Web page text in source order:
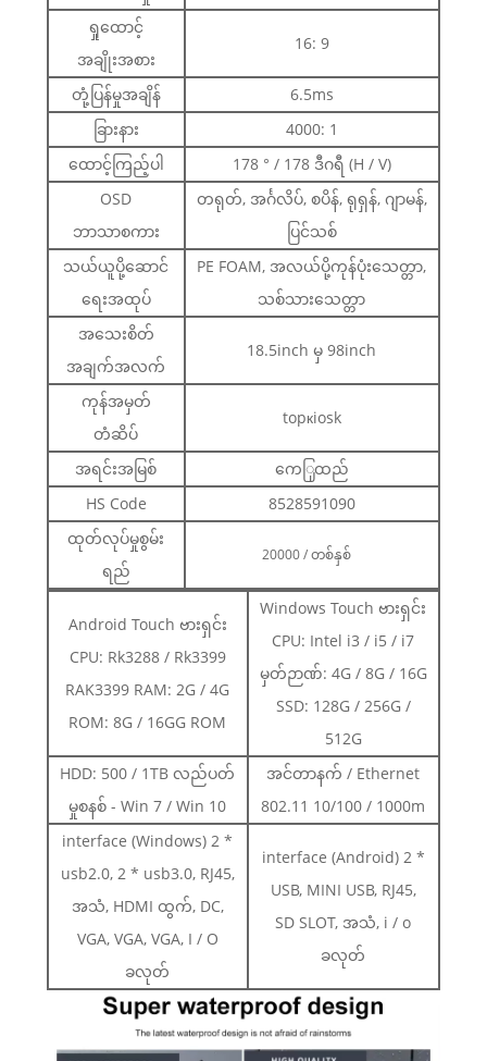
ရှုထောင့်
အချိုးအစား
16: 9
တုံ့ပြန်မှုအချိန်
6.5ms
ခြားနား
4000: 1
ထောင့်ကြည့်ပါ
178 ° / 178 ဒီဂရီ (H / V)
OSD
ဘာသာစကား
တရုတ်, အင်္ဂလိပ်, စပိန်, ရုရှန်, ဂျာမန်,
ပြင်သစ်
သယ်ယူပို့ဆောင်
ရေးအထုပ်
PE FOAM, အလယ်ပို့ကုန်ပုံးသေတ္တာ,
သစ်သားသေတ္တာ
အသေးစိတ်
အချက်အလက်
18.5inch မှ 98inch
ကုန်အမှတ်
တံဆိပ်
topкiosk
အရင်းအမြစ်
ကေြှထည်
HS Code
8528591090
ထုတ်လုပ်မှုစွမ်း
ရည်
20000 / တစ်နှစ်
Android Touch ဗားရှင်း
CPU: Rk3288 / Rk3399
RAK3399 RAM: 2G / 4G
ROM: 8G / 16GG ROM
Windows Touch ဗားရှင်း
CPU: Intel i3 / i5 / i7
မှတ်ဉာဏ်: 4G / 8G / 16G
SSD: 128G / 256G /
512G
HDD: 500 / 1TB လည်ပတ်
မှုစနစ် - Win 7 / Win 10
အင်တာနက် / Ethernet
802.11 10/100 / 1000m
interface (Windows) 2 *
usb2.0, 2 * usb3.0, RJ45,
အသံ, HDMI ထွက်, DC,
VGA, VGA, VGA, I / O
ခလုတ်
interface (Android) 2 *
USB, MINI USB, RJ45,
SD SLOT, အသံ, i / o
ခလုတ်